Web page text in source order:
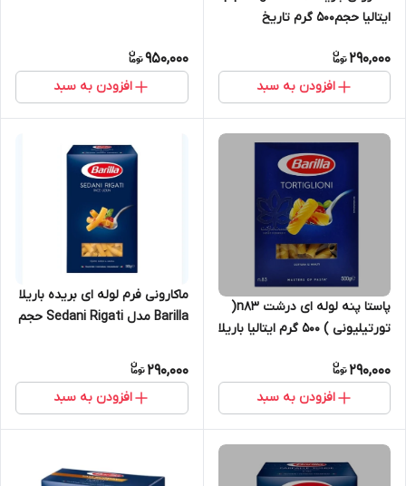
ایتالیا حجم۵۰۰ گرم تاریخ
290,000
افزودن به سبد
950,000
افزودن به سبد
پاستا پنه لوله ای درشت n83(
تورتیلیونی ) ۵۰۰ گرم ایتالیا باریلا
290,000
افزودن به سبد
ماکارونی فرم لوله ای بریده باریلا
Barilla مدل Sedani Rigati حجم
290,000
افزودن به سبد